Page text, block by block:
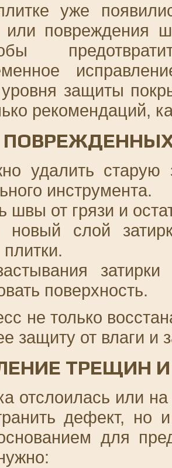
уже
или повреждения
защиты
рекомендаций,
удалить
инструмента.
швы от грязи и
новый слой
поверхность.
не только
защиту от влаги и
ТРЕЩИН
отслоилась или
дефект, но
для